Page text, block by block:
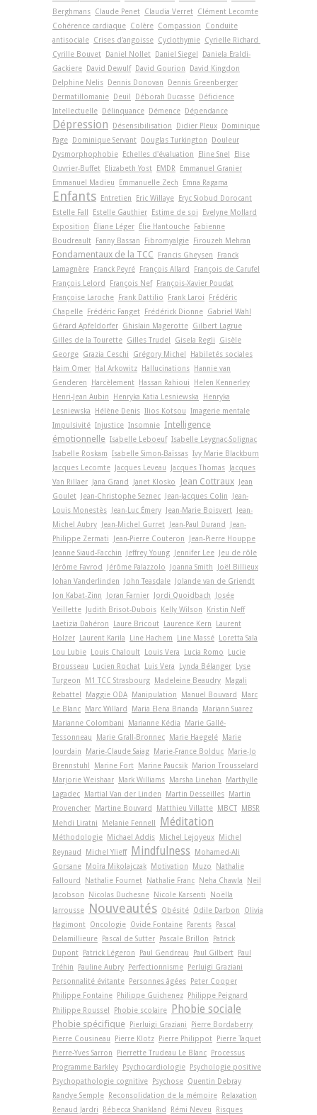
Berghmans Claude Penet Claudia Verret Clément Lecomte
Cohérence cardiaque Colère Compassion
Conduite
antisociale Crises d'angoisse Cyclothymie Cyrielle Richard
Cyrille Bouvet Daniel Nollet Daniel Siegel
Daniela Eraldi-
Gackiere David Dewulf David Gourion
David Kingdon
Delphine Nelis Dennis Donovan
Dennis Greenberger
Dermatillomanie Deuil Déborah Ducasse Déficience
Intellectuelle Délinquance Démence Dépendance
Dépression Désensibilisation Didier Pleux Dominique
Page Dominique Servant Douglas Turkington
Douleur
Dysmorphophobie Echelles d'évaluation Eline Snel
Elise
Ouvrier-Buffet Elizabeth Yost EMDR
Emmanuel Granier
Emmanuel Madieu
Emmanuelle Zech Emna Ragama
Enfants Entretien Eric Willaye Eryc Siobud Dorocant
Estelle Fall
Estelle Gauthier Estime de soi
Evelyne Mollard
Exposition
Éliane Léger Élie Hantouche Fabienne
Boudreault Fanny Bassan Fibromyalgie Firouzeh Mehran
Fondamentaux de la TCC Francis Gheysen
Franck
Lamagnère Franck Peyré François Allard
François de Carufel
François Lelord
François Nef François-Xavier Poudat
Françoise Laroche Frank Dattilio Frank Laroi
Frédéric
Chapelle Frédéric Fanget Frédérick Dionne Gabriel Wahl
Gérard Apfeldorfer Ghislain Magerotte Gilbert Lagrue
Gilles de la Tourette Gilles Trudel Gisela Regli
Gisèle
George Grazia Ceschi Grégory Michel
Habiletés sociales
Haim Omer Hal Arkowitz Hallucinations Hannie van
Genderen
Harcèlement Hassan Rahioui
Helen Kennerley
Henri-Jean Aubin
Henryka Katia Lesniewska
Henryka
Lesniewska
Hélène Denis Ilios Kotsou Imagerie mentale
Impulsivité Injustice Insomnie Intelligence
émotionnelle Isabelle Leboeuf Isabelle Leygnac-Solignac
Isabelle Roskam Isabelle Simon-Baïssas Ivy Marie Blackburn
Jacques Lecomte Jacques Leveau Jacques Thomas Jacques
Van Rillaer Jana Grand Janet Klosko Jean Cottraux Jean
Goulet Jean-Christophe Seznec Jean-Jacques Colin
Jean-
Louis Monestès Jean-Luc Émery Jean-Marie Boisvert Jean-
Michel Aubry Jean-Michel Gurret Jean-Paul Durand
Jean-
Philippe Zermati
Jean-Pierre Couteron
Jean-Pierre Houppe
Jeanne Siaud-Facchin
Jeffrey Young Jennifer Lee Jeu de rôle
Jérôme Favrod
Jérôme Palazzolo Joanna Smith
Joël Billieux
Johan Vanderlinden
John Teasdale Jolande van de Griendt
Jon Kabat-Zinn
Joran Farnier Jordi Quoidbach
Josée
Veillette Judith Brisot-Dubois Kelly Wilson
Kristin Neff
Laetizia Dahéron
Laure Bricout Laurence Kern
Laurent
Holzer Laurent Karila Line Hachem Line Massé Loretta Sala
Lou Lubie Louis Chaloult Louis Vera Lucia Romo
Lucie
Brousseau
Lucien Rochat Luis Vera Lynda Bélanger Lyse
Turgeon
M1 TCC Strasbourg Madeleine Beaudry Magali
Rebattel
Maggie ODA Manipulation Manuel Bouvard
Marc
Le Blanc Marc Willard Maria Elena Brianda
Mariann Suarez
Marianne Colombani
Marianne Kédia
Marie Gallé-
Tessonneau
Marie Grall-Bronnec Marie Haegelé Marie
Jourdain
Marie-Claude Saiag Marie-France Bolduc Marie-Jo
Brennstuhl
Marine Fort Marine Paucsik Marion Trousselard
Marjorie Weishaar Mark Williams Marsha Linehan
Marthylle
Lagadec Martial Van der Linden Martin Desseilles Martin
Provencher Martine Bouvard Matthieu Villatte MBCT MBSR
Mehdi Liratni
Melanie Fennell Méditation
Méthodologie Michael Addis Michel Lejoyeux Michel
Reynaud
Michel Ylieff Mindfulness
Mohamed-Ali
Gorsane Moïra Mikolajczak Motivation Muzo
Nathalie
Fallourd
Nathalie Fournet Nathalie Franc Neha Chawla
Neil
Jacobson
Nicolas Duchesne Nicole Karsenti
Noëlla
Jarrousse
Nouveautés Obésité Odile Darbon
Olivia
Hagimont Oncologie Ovide Fontaine Parents Pascal
Delamillieure Pascal de Sutter Pascale Brillon
Patrick
Dupont Patrick Légeron Paul Gendreau Paul Gilbert Paul
Tréhin
Pauline Aubry Perfectionnisme Perluigi Graziani
Personnalité évitante Personnes âgées Peter Cooper
Philippe Fontaine Philippe Guichenez Philippe Peignard
Philippe Roussel
Phobie scolaire Phobie sociale
Phobie spécifique Pierluigi Graziani
Pierre Bordaberry
Pierre Cousineau
Pierre Klotz Pierre Philippot Pierre Taquet
Pierre-Yves Sarron
Pierrette Trudeau Le Blanc Processus
Programme Barkley Psychocardiologie Psychologie positive
Psychopathologie cognitive Psychose Quentin Debray
Randye Semple Reconsolidation de la mémoire Relaxation
Renaud Jardri
Rébecca Shankland Rémi Neveu
Risques